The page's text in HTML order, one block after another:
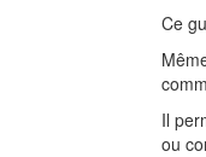
Ce
Il
ou